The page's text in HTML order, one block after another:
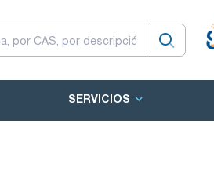
SERVICIOS